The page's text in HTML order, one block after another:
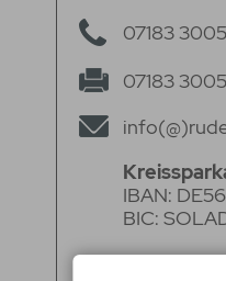
07183
07183
IBAN:
BIC: